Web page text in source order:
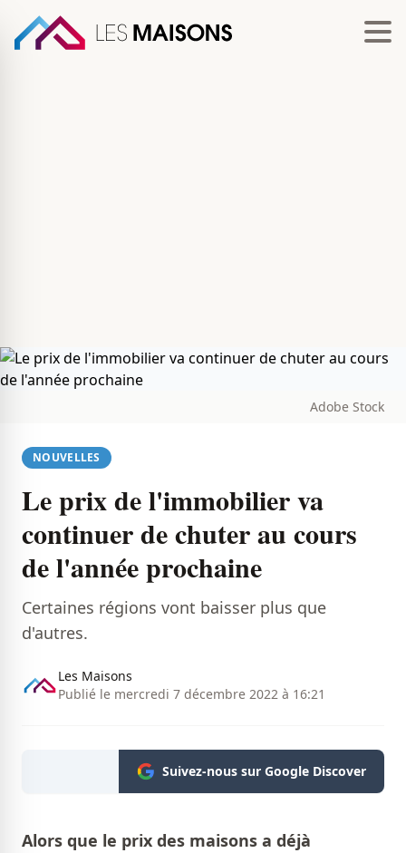
Adobe Stock
NOUVELLES
Le prix de l'immobilier va
continuer de chuter au cours
de l'année prochaine
Certaines régions vont baisser plus que
d'autres.
Les Maisons
Publié le mercredi 7 décembre 2022 à 16:21
Suivez-nous sur Google Discover
Alors que le prix des maisons a déjà